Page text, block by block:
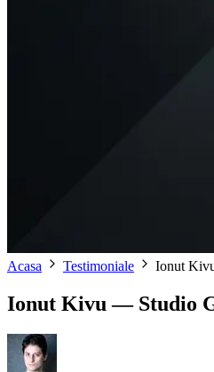
Acasa Testimoniale Ionut
Ionut Kivu — Studio